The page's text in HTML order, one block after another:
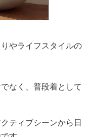
やライフスタイルの
なく、普段着として
ティブシーンから日